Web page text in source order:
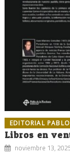
EDITORIAL PABLO
Libros en
noviembre 13,